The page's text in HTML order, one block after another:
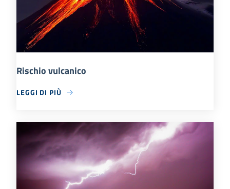
Rischio vulcanico
LEGGI DI PIÙ